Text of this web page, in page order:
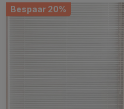
Bespaar 20%